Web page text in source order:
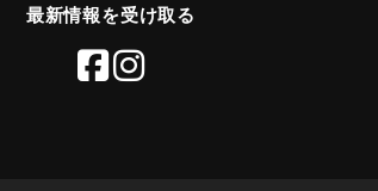
最新情報を受け取る